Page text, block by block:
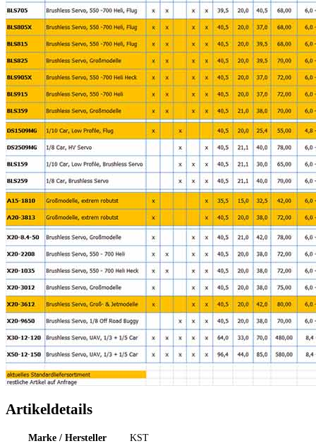
Artikeldetails
Marke / Hersteller
KST